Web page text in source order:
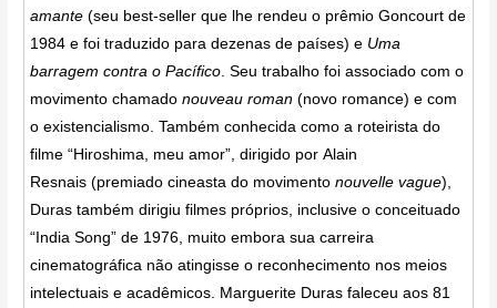
amante (seu best-seller que lhe rendeu o prêmio Goncourt de
1984 e foi traduzido para dezenas de países) e Uma
barragem contra o Pacífico. Seu trabalho foi associado com o
movimento chamadonouveau roman (novo romance) e com
o existencialismo. Também conhecida como a roteirista do
filme “Hiroshima, meu amor”, dirigido por Alain
Resnais (premiado cineasta do movimentonouvelle vague),
Duras também dirigiu filmes próprios, inclusive o conceituado
“India Song” de 1976, muito embora sua carreira
cinematográfica não atingisse o reconhecimento nos meios
intelectuais e acadêmicos. Marguerite Duras faleceu aos 81